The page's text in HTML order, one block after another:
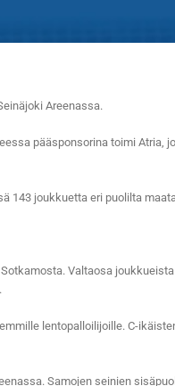
Areenassa.
pääsponsorina toimi Atria,
143 joukkuetta eri puolilta
Valtaosa
lentopalloilijoille. C-
Samojen seinien